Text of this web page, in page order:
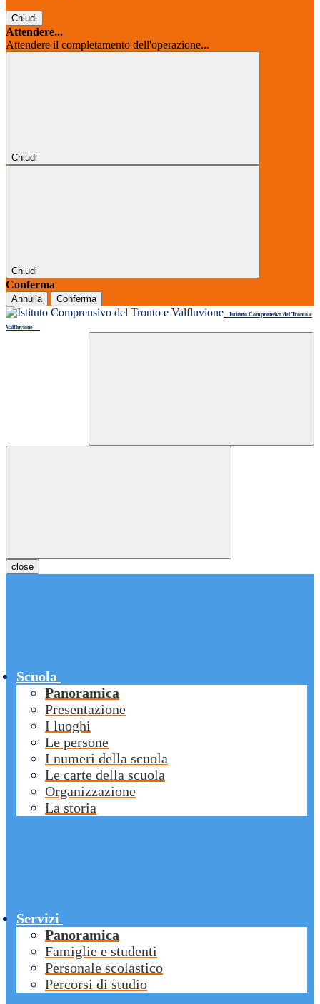
Chiudi
Attendere...
Attendere il completamento dell'operazione...
Chiudi
Chiudi
Conferma
Annulla Conferma
Istituto Comprensivo del Tronto e
Valfluvione
close
Scuola
Panoramica
Presentazione
I luoghi
Le persone
I numeri della scuola
Le carte della scuola
Organizzazione
La storia
Servizi
Panoramica
Famiglie e studenti
Personale scolastico
Percorsi di studio